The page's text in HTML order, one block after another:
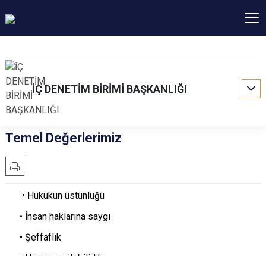
İÇ DENETİM BİRİMİ BAŞKANLIĞI
Temel Değerlerimiz
• Hukukun üstünlüğü
• İnsan haklarına saygı
• Şeffaflık